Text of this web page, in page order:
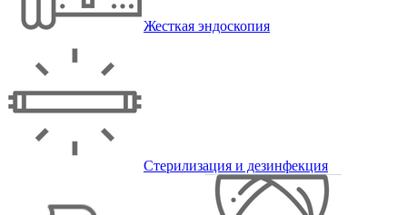
Жесткая эндоскопия
Стерилизация и дезинфекция